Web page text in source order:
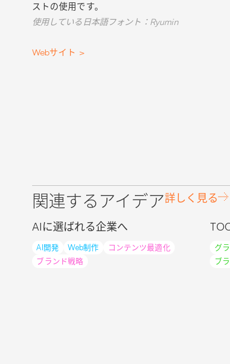
ストの使用です。
使用している日本語フォント：Ryumin
Webサイト >
関連するアイデア詳しく見る
AIに選ばれる企業へ
AI開発 Web制作
コンテンツ最適化
ブランド戦略
グ
ブ